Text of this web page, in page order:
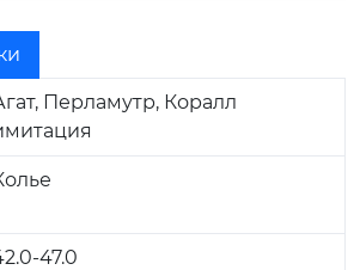
Перламутр, Коралл
47.0